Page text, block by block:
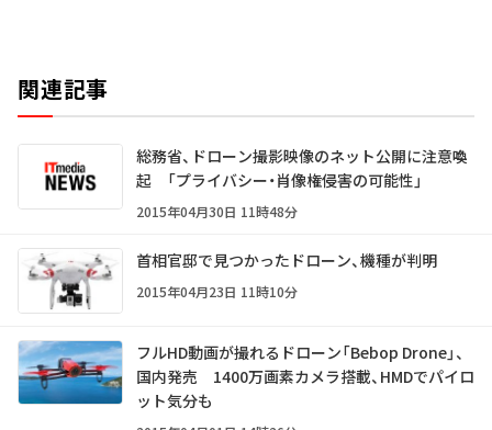
関連記事
総務省、ドローン撮影映像のネット公開に注意喚
起 「プライバシー・肖像権侵害の可能性」
2015年04月30日 11時48分
首相官邸で見つかったドローン、機種が判明
2015年04月23日 11時10分
フルHD動画が撮れるドローン「Bebop Drone」、
国内発売 1400万画素カメラ搭載、HMDでパイロ
ット気分も